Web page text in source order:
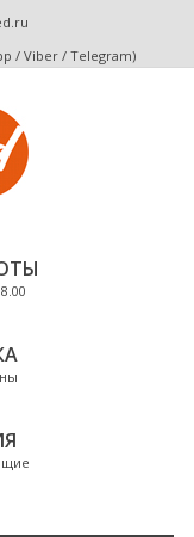
/ Viber / Telegram)